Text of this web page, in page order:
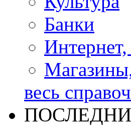
Банки
весь